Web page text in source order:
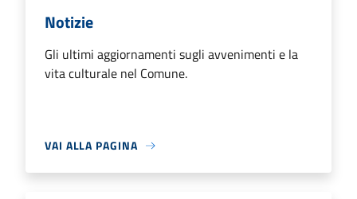
Notizie
Gli ultimi aggiornamenti sugli avvenimenti e la
vita culturale nel Comune.
VAI ALLA PAGINA